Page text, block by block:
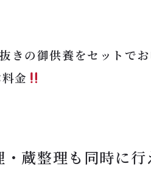
きの御供養をセットで
金
・蔵整理も同時に